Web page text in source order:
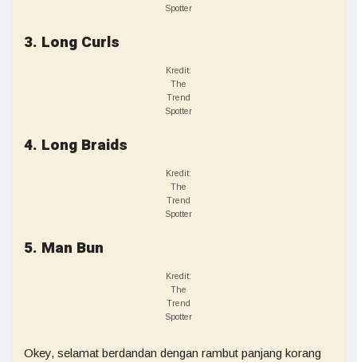
Spotter
3. Long Curls
Kredit:
The
Trend
Spotter
4. Long Braids
Kredit:
The
Trend
Spotter
5. Man Bun
Kredit:
The
Trend
Spotter
Okey, selamat berdandan dengan rambut panjang korang